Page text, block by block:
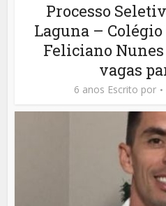
Processo
Laguna –
Feliciano
vagas
6 anos Escrito por